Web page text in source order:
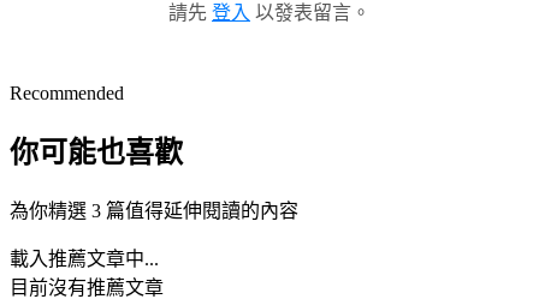
請先 登入 以發表留言。
Recommended
你可能也喜歡
為你精選 3 篇值得延伸閱讀的內容
載入推薦文章中...
目前沒有推薦文章